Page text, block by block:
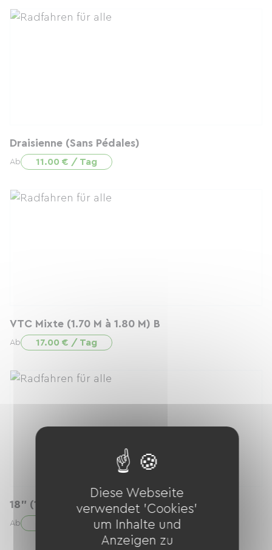
Draisienne (Sans Pédales)
Ab 11.00 € / Tag
VTC Mixte (1.70 M à 1.80 M) B
Ab 17.00 € / Tag
18" (115 à 125 cm)
Ab 11.00 € / Tag
Diese Webseite
verwendet 'Cookies'
um Inhalte und
Anzeigen zu